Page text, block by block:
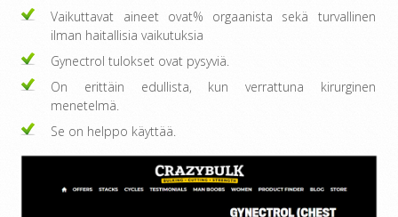
Vaikuttavat aineet ovat% orgaanista sekä turvallinen
ilman haitallisia vaikutuksia
Gynectrol tulokset ovat pysyviä.
On erittäin edullista, kun verrattuna kirurginen
menetelmä.
Se on helppo käyttää.